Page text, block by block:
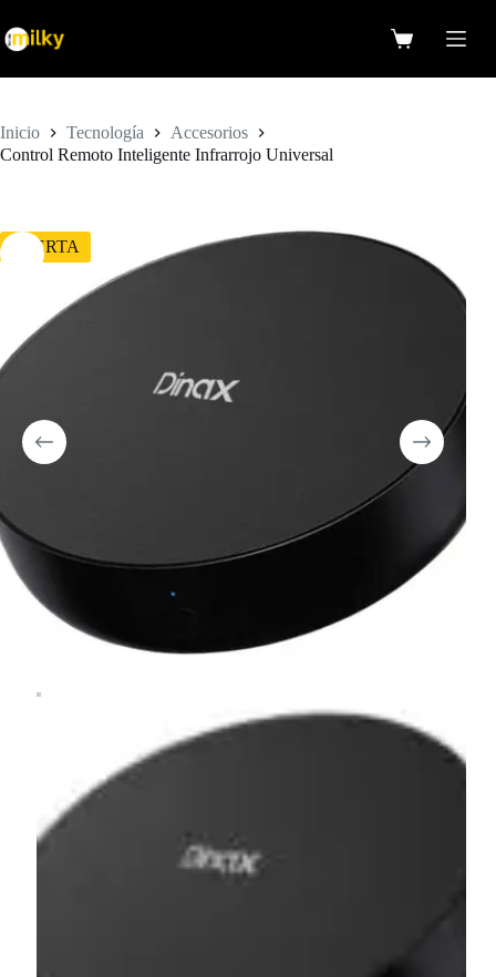
al
contenido
Carro
Inicio Tecnología
Accesorios
Control Remoto Inteligente Infrarrojo Universal
OFERTA